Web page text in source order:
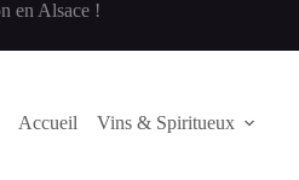
en Alsace !
Accueil Vins & Spiritueux